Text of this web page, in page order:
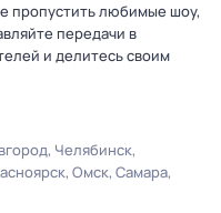
пропустить любимые шоу,
передачи в
и делитесь своим
Челябинск
Омск Самара